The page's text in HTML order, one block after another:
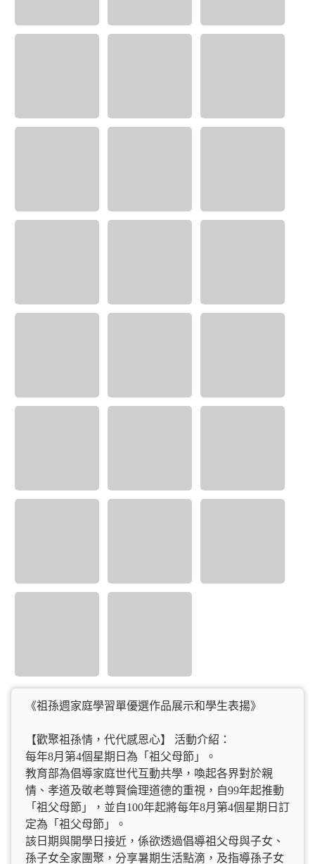
《祖孫週家庭學習單優選作品展示和學生表揚》
【歡聚祖孫情，代代感恩心】 活動介紹：
每年8月第4個星期日為「祖父母節」。
教育部為倡導家庭世代互動共學，喚起各界對於親
情、孝道及敬老尊賢倫理道德的重視，自99年起推動
「祖父母節」，並自100年起將每年8月第4個星期日訂
定為「祖父母節」。
該日期與開學日接近，係欲透過倡導祖父母與子女、
孫子女全家團聚，分享暑期生活點滴，及指導孫子女